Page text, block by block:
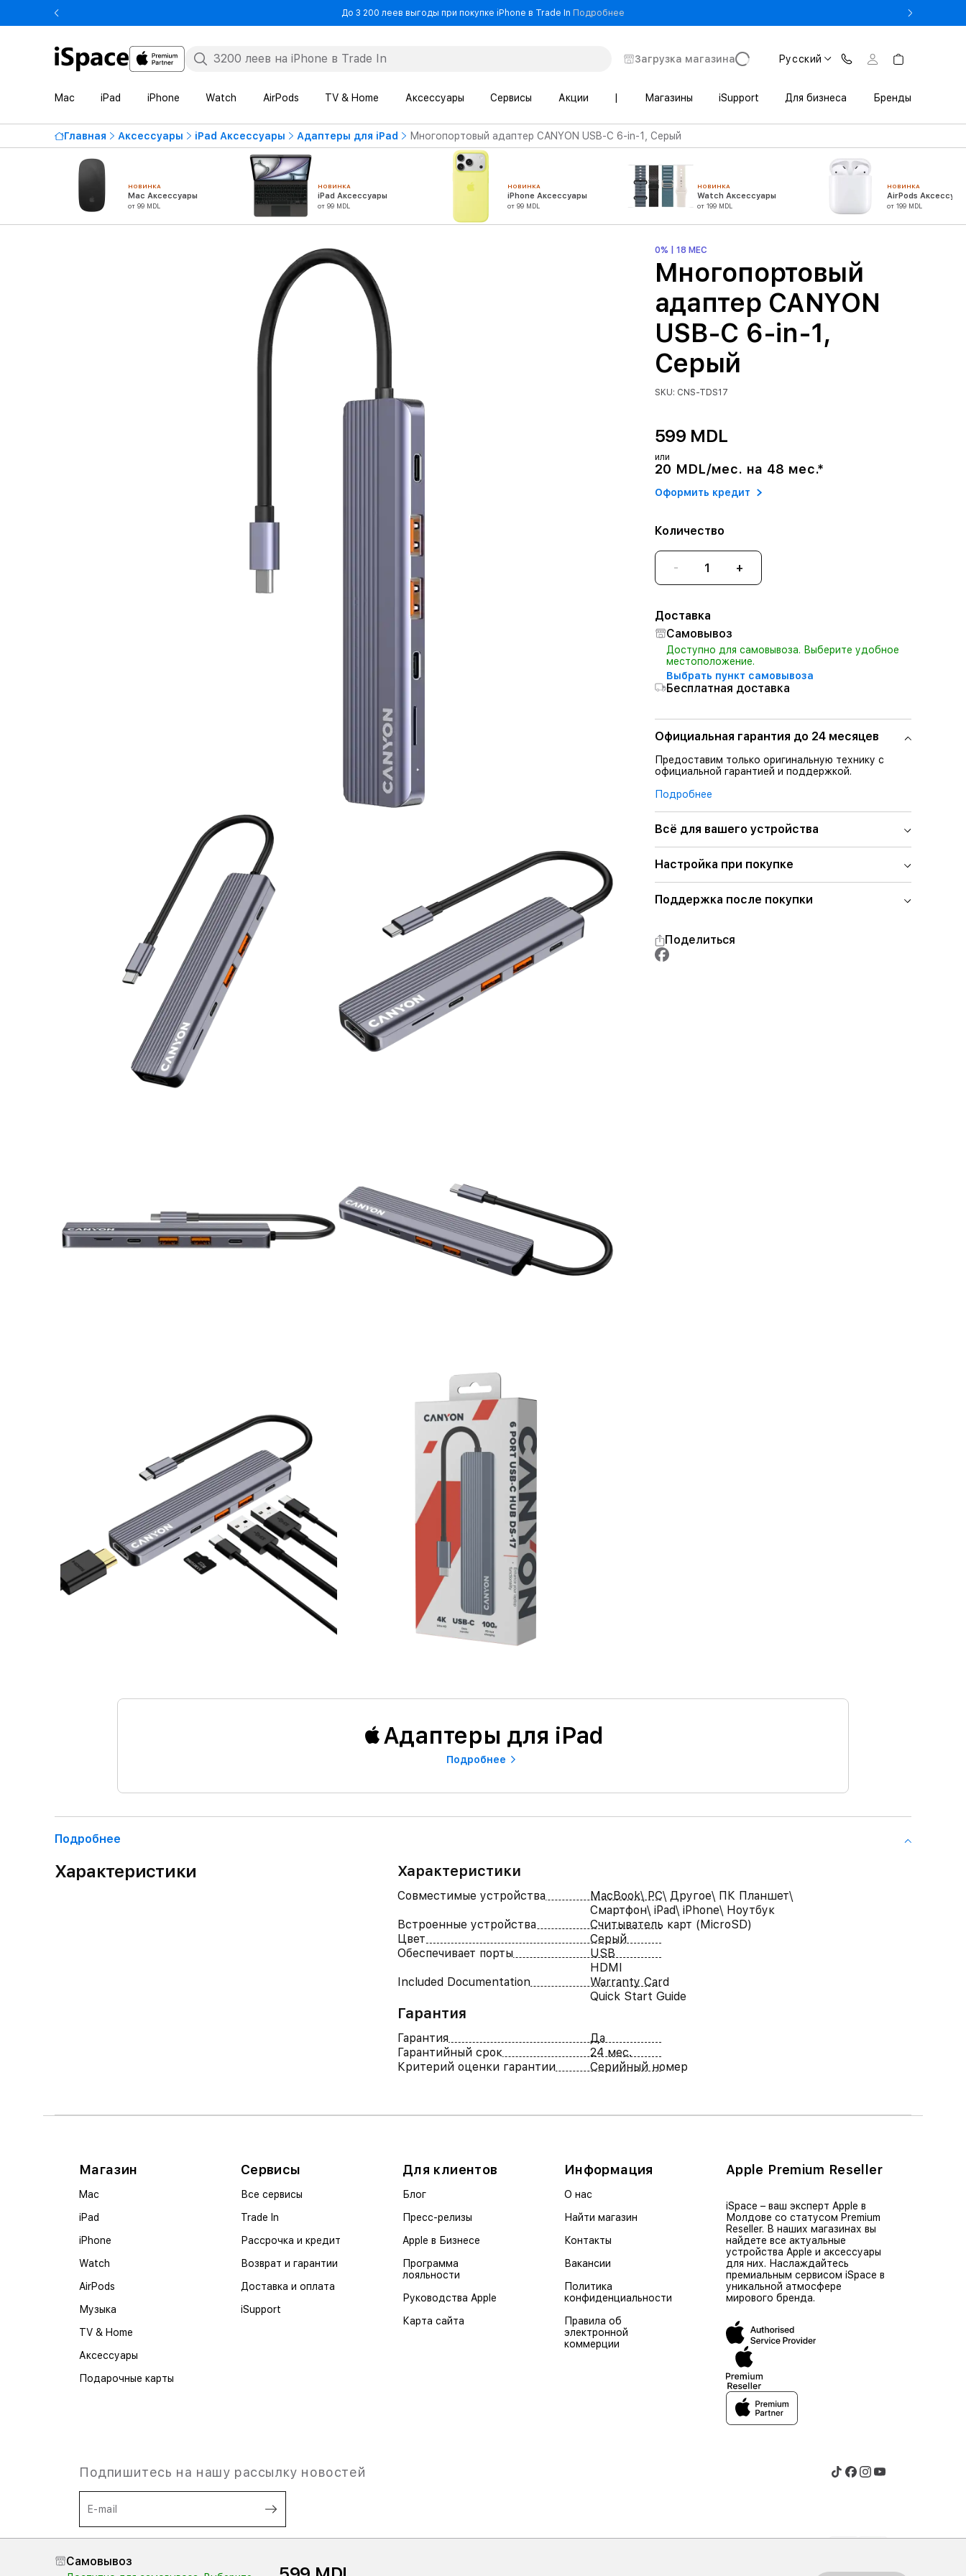
До 3 200 леев выгоды при покупке iPhone в Trade In Подробнее
Загрузка магазина Русский
Mac iPad iPhone Watch AirPods TV & Home Аксессуары Сервисы Акции Магазины iSupport Для бизнеса Бренды
Главная Аксессуары iPad Аксессуары Адаптеры для iPad Многопортовый адаптер CANYON USB-C 6-in-1, Серый
НОВИНКА
Mac Аксессуары
от 99 MDL
НОВИНКА
iPad Аксессуары
от 99 MDL
НОВИНКА
iPhone Аксессуары
от 99 MDL
НОВИНКА
Watch Аксессуары
от 199 MDL
НОВИНКА
AirPods
от 199 MDL
0% | 18 МЕС
Многопортовый
адаптер CANYON
USB-C 6-in-1,
Серый
SKU: CNS-TDS17
599 MDL
или
20 MDL/мес. на 48 мес.*
Оформить кредит
Количество
- +
Доставка
Самовывоз
Доступно для самовывоза. Выберите удобное
местоположение.
Выбрать пункт самовывоза
Бесплатная доставка
Официальная гарантия до 24 месяцев
Предоставим только оригинальную технику с
официальной гарантией и поддержкой.
Подробнее
Всё для вашего устройства
Настройка при покупке
Поддержка после покупки
Поделиться
Адаптеры для iPad
Подробнее
Подробнее
Характеристики Характеристики
Совместимые устройства
MacBook\ PC\ Другое\ ПК Планшет\
Смартфон\ iPad\ iPhone\ Ноутбук
Встроенные устройства
Считыватель карт (MicroSD)
Цвет
Серый
Обеспечивает порты
USB
HDMI
Included Documentation
Warranty Card
Quick Start Guide
Гарантия
Гарантия
Да
Гарантийный срок
24 мес.
Критерий оценки гарантии
Серийный номер
Самовывоз
Магазин
Mac
iPad
iPhone
Watch
AirPods
Музыка
TV & Home
Аксессуары
Подарочные карты
Сервисы
Все сервисы
Trade In
Рассрочка и кредит
Возврат и гарантии
Доставка и оплата
iSupport
Для клиентов
Блог
Пресс-релизы
Apple в Бизнесе
Программа
лояльности
Руководства Apple
Карта сайта
Информация
О нас
Найти магазин
Контакты
Вакансии
Политика
конфиденциальности
Правила об
электронной
коммерции
Apple Premium Reseller
iSpace – ваш эксперт Apple в
Молдове со статусом Premium
Reseller. В наших магазинах вы
найдете все актуальные
устройства Apple и аксессуары
для них. Наслаждайтесь
премиальным сервисом iSpace в
уникальной атмосфере
мирового бренда.
Подпишитесь на нашу рассылку новостей
E-mail
персональных данных,